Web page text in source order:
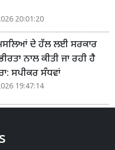
20:01:20
ਮਸਲਿਆਂ ਦੇ ਹੱਲ ਲਈ ਸਰਕਾਰ
ਨਾਲ ਕੀਤੀ ਜਾ ਰਹੀ ਹੈ
ਸਪੀਕਰ ਸੰਧਵਾਂ
19:47:14